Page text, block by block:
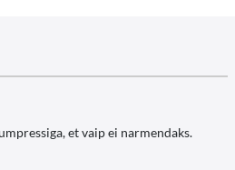
et vaip ei narmendaks.